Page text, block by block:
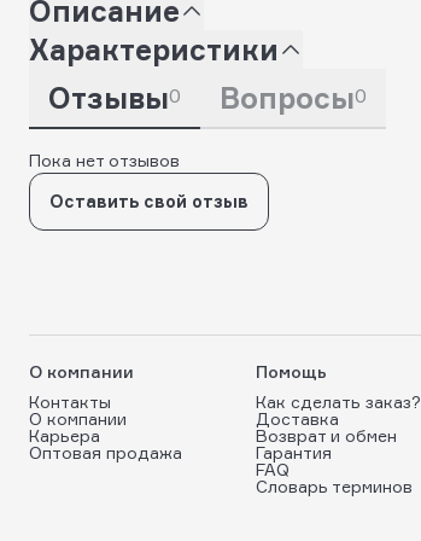
Описание
Характеристики
Отзывы0 Вопросы0
Пока нет отзывов
Оставить свой отзыв
О компании
Контакты
О компании
Карьера
Оптовая продажа
Помощь
Как сделать заказ?
Доставка
Возврат и обмен
Гарантия
FAQ
Словарь терминов